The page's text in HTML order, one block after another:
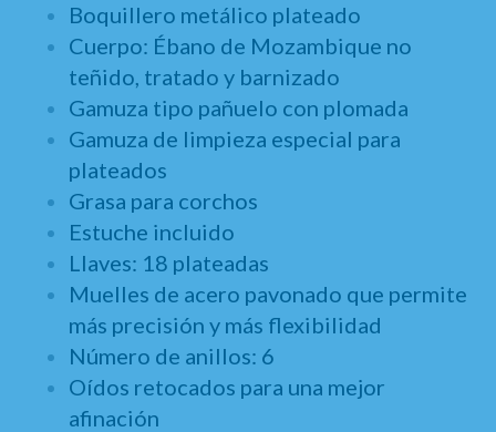
Boquillero metálico plateado
Cuerpo: Ébano de Mozambique no
teñido, tratado y barnizado
Gamuza tipo pañuelo con plomada
Gamuza de limpieza especial para
plateados
Grasa para corchos
Estuche incluido
Llaves: 18 plateadas
Muelles de acero pavonado que permite
más precisión y más flexibilidad
Número de anillos: 6
Oídos retocados para una mejor
afinación